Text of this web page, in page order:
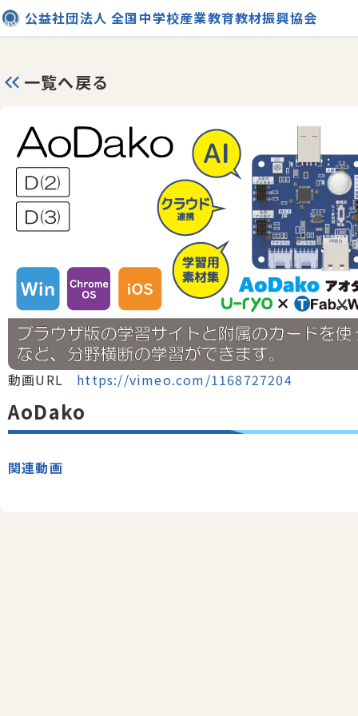
公益社団法人 全国中学校産業教育教材振興協会
一覧へ戻る
動画URL https://vimeo.com/1168727204
AoDako
関連動画